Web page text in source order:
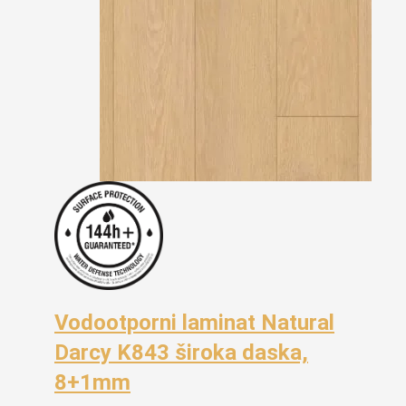
Vodootporni laminat Natural
Darcy K843 široka daska,
8+1mm